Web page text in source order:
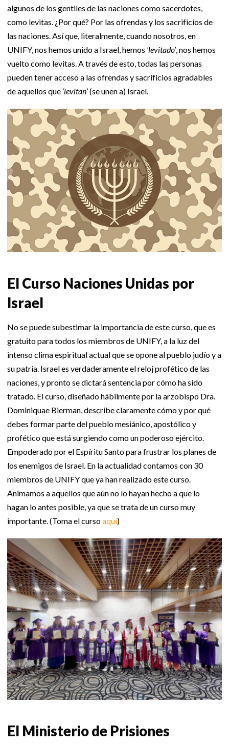
algunos de los gentiles de las naciones como sacerdotes,
como levitas. ¿Por qué? Por las ofrendas y los sacrificios de
las naciones. Así que, literalmente, cuando nosotros, en
UNIFY, nos hemos unido a Israel, hemos ‘levitado’, nos hemos
vuelto como levitas. A través de esto, todas las personas
pueden tener acceso a las ofrendas y sacrificios agradables
de aquellos que ‘levitan’(se unen a) Israel.
El Curso Naciones Unidas por
Israel
No se puede subestimar la importancia de este curso, que es
gratuito para todos los miembros de UNIFY, a la luz del
intenso clima espiritual actual que se opone al pueblo judío y a
su patria. Israel es verdaderamente el reloj profético de las
naciones, y pronto se dictará sentencia por cómo ha sido
tratado. El curso, diseñado hábilmente por la arzobispo Dra.
Dominiquae Bierman, describe claramente cómo y por qué
debes formar parte del pueblo mesiánico, apostólico y
profético que está surgiendo como un poderoso ejército.
Empoderado por el Espíritu Santo para frustrar los planes de
los enemigos de Israel. En la actualidad contamos con 30
miembros de UNIFY que ya han realizado este curso.
Animamos a aquellos que aún no lo hayan hecho a que lo
hagan lo antes posible, ya que se trata de un curso muy
importante. (Toma el cursoaquí)
El Ministerio de Prisiones